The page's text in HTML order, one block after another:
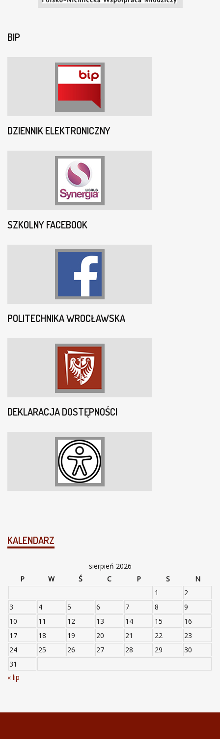
BIP
DZIENNIK ELEKTRONICZNY
SZKOLNY FACEBOOK
POLITECHNIKA WROCŁAWSKA
DEKLARACJA DOSTĘPNOŚCI
KALENDARZ
sierpień 2026
P
W Ś C P S
N
1
2
3
4 5 6 7 8
9
10
11 12 13 14 15
16
17
18 19 20 21 22
23
24
25 26 27 28 29
30
31
« lip